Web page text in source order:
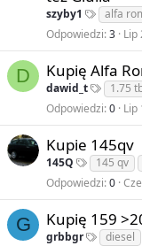
szyby1 alfa
Odpowiedzi 3 Lip
D Kupię Alfa
dawid_t 1.75
Odpowiedzi 0 Lip
Kupie 145qv
145Q 145 qv
Odpowiedzi 0
G Kupię 159
grbbgr diesel